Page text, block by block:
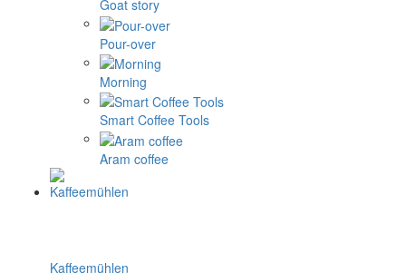
Goat story
Pour-over
Morning
Smart Coffee Tools
Aram coffee
Kaffeemühlen